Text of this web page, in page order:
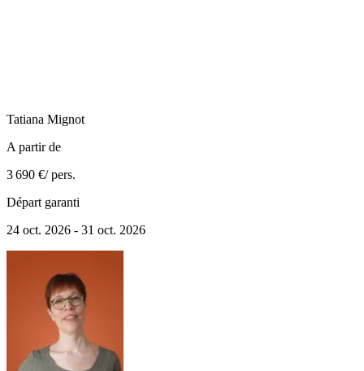
Tatiana Mignot
A partir de
3 690 €/ pers.
Départ garanti
24 oct. 2026 - 31 oct. 2026